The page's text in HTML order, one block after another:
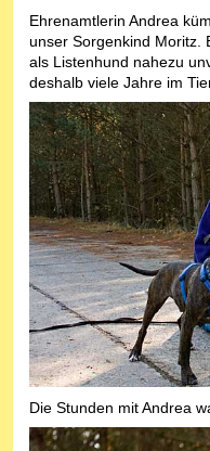
Ehrenamtlerin Andrea
unser Sorgenkind Moritz.
als Listenhund nahezu
deshalb viele Jahre im
Die Stunden mit Andrea